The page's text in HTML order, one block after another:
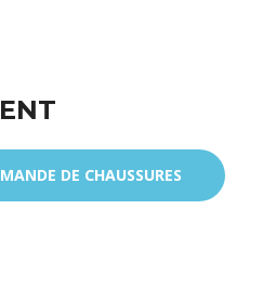
DE CHAUSSURES